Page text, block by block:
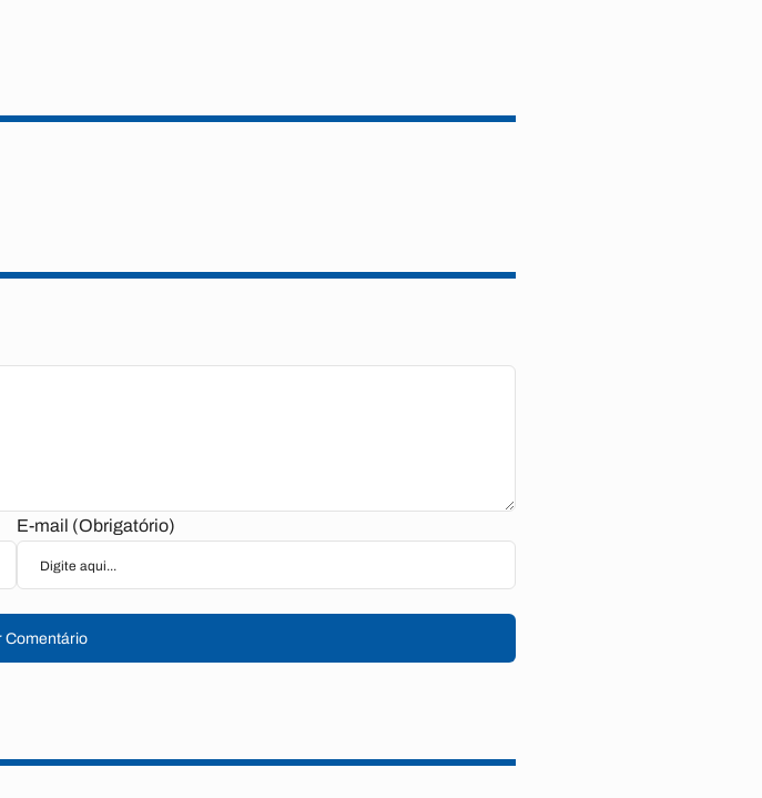
E-mail (Obrigatório)
Comentário